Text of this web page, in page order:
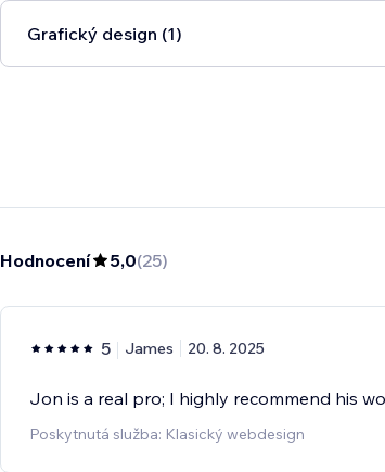
Grafický design (1)
Hodnocení 5,0(25)
5 James 20. 8. 2025
Jon is a real pro; I highly recommend his
Poskytnutá služba: Klasický webdesign